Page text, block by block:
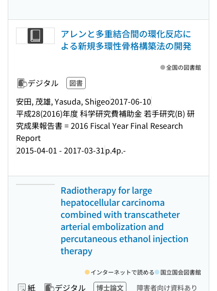
アレンと多重結合間の環化反応に
よる新規多環性骨格構築法の開発
デジタル 図書
安田, 茂雄, Yasuda, Shigeo2017-06-10
平成28(2016)年度 科学研究費補助金 若手研究(B) 研
究成果報告書 = 2016 Fiscal Year Final Research
Report
2015-04-01 - 2017-03-31p.4p.-
全国の図書館
Radiotherapy for large
hepatocellular carcinoma
combined with transcatheter
arterial embolization and
percutaneous ethanol injection
therapy
紙 デジタル 博士論文 障害者向け資料あり
インターネットで読める 国立国会図書館